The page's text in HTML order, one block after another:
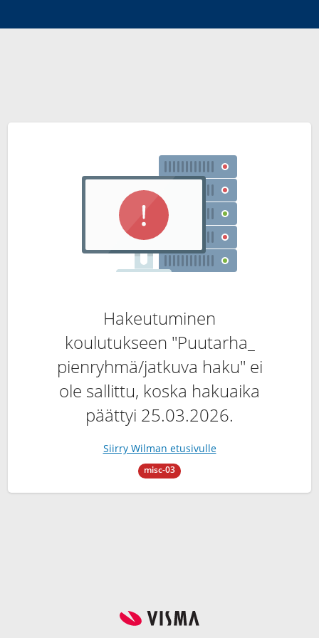
Hakeutuminen
koulutukseen "Puutarha_
pienryhmä/jatkuva haku" ei
ole sallittu, koska hakuaika
päättyi 25.03.2026.
Siirry Wilman etusivulle
misc-03